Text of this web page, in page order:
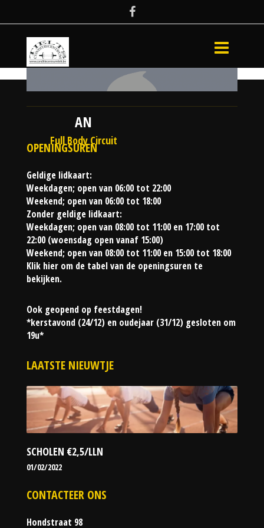
AN
Full Body Circuit
OPENINGSUREN
Geldige lidkaart:
Weekdagen; open van 06:00 tot 22:00
Weekend; open van 06:00 tot 18:00
Zonder geldige lidkaart:
Weekdagen; open van 08:00 tot 11:00 en 17:00 tot
22:00 (woensdag open vanaf 15:00)
Weekend; open van 08:00 tot 11:00 en 15:00 tot 18:00
Klik hier om de tabel van de openingsuren te
bekijken.
Ook geopend op feestdagen!
*kerstavond (24/12) en oudejaar (31/12) gesloten om
19u*
LAATSTE NIEUWTJE
SCHOLEN €2,5/LLN
01/02/2022
CONTACTEER ONS
Hondstraat 98